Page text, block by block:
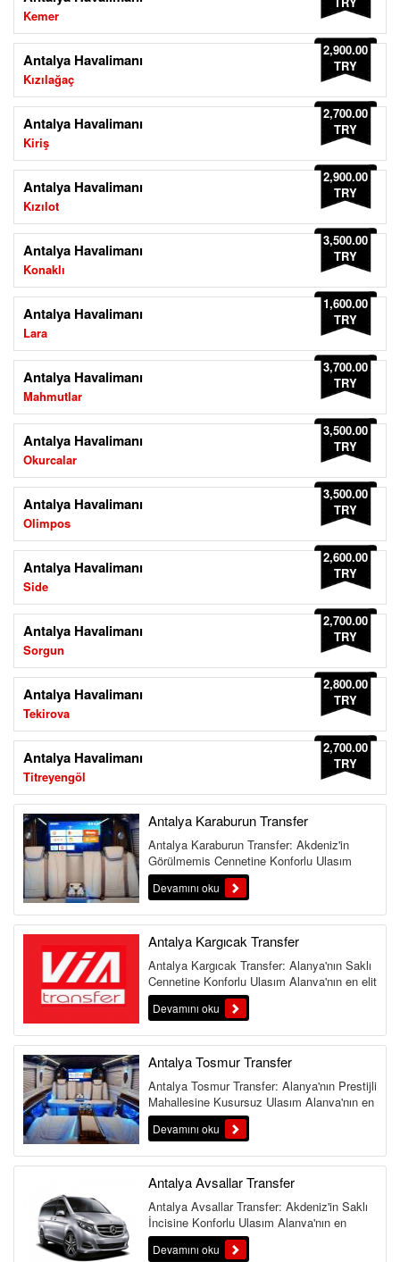
Kemer
Antalya Havalimanı
Kızılağaç
2,900.00
TRY
Antalya Havalimanı
Kiriş
2,700.00
TRY
Antalya Havalimanı
Kızılot
2,900.00
TRY
Antalya Havalimanı
Konaklı
3,500.00
TRY
Antalya Havalimanı
Lara
1,600.00
TRY
Antalya Havalimanı
Mahmutlar
3,700.00
TRY
Antalya Havalimanı
Okurcalar
3,500.00
TRY
Antalya Havalimanı
Olimpos
3,500.00
TRY
Antalya Havalimanı
Side
2,600.00
TRY
Antalya Havalimanı
Sorgun
2,700.00
TRY
Antalya Havalimanı
Tekirova
2,800.00
TRY
Antalya Havalimanı
Titreyengöl
2,700.00
TRY
Antalya Karaburun Transfer
Antalya Karaburun Transfer: Akdeniz'in
Görülmemiş Cennetine Konforlu Ulaşım
Antalya'nın batı yakasın...
Devamını oku
Antalya Kargıcak Transfer
Antalya Kargıcak Transfer: Alanya'nın Saklı
Cennetine Konforlu Ulaşım Alanya'nın en elit
ve doğal güzelli...
Devamını oku
Antalya Tosmur Transfer
Antalya Tosmur Transfer: Alanya'nın Prestijli
Mahallesine Kusursuz Ulaşım Alanya'nın en
prestijli ve gelişmiş ...
Devamını oku
Antalya Avsallar Transfer
Antalya Avsallar Transfer: Akdeniz'in Saklı
İncisine Konforlu Ulaşım Alanya'nın en
otantik ve sakin tatil beld...
Devamını oku